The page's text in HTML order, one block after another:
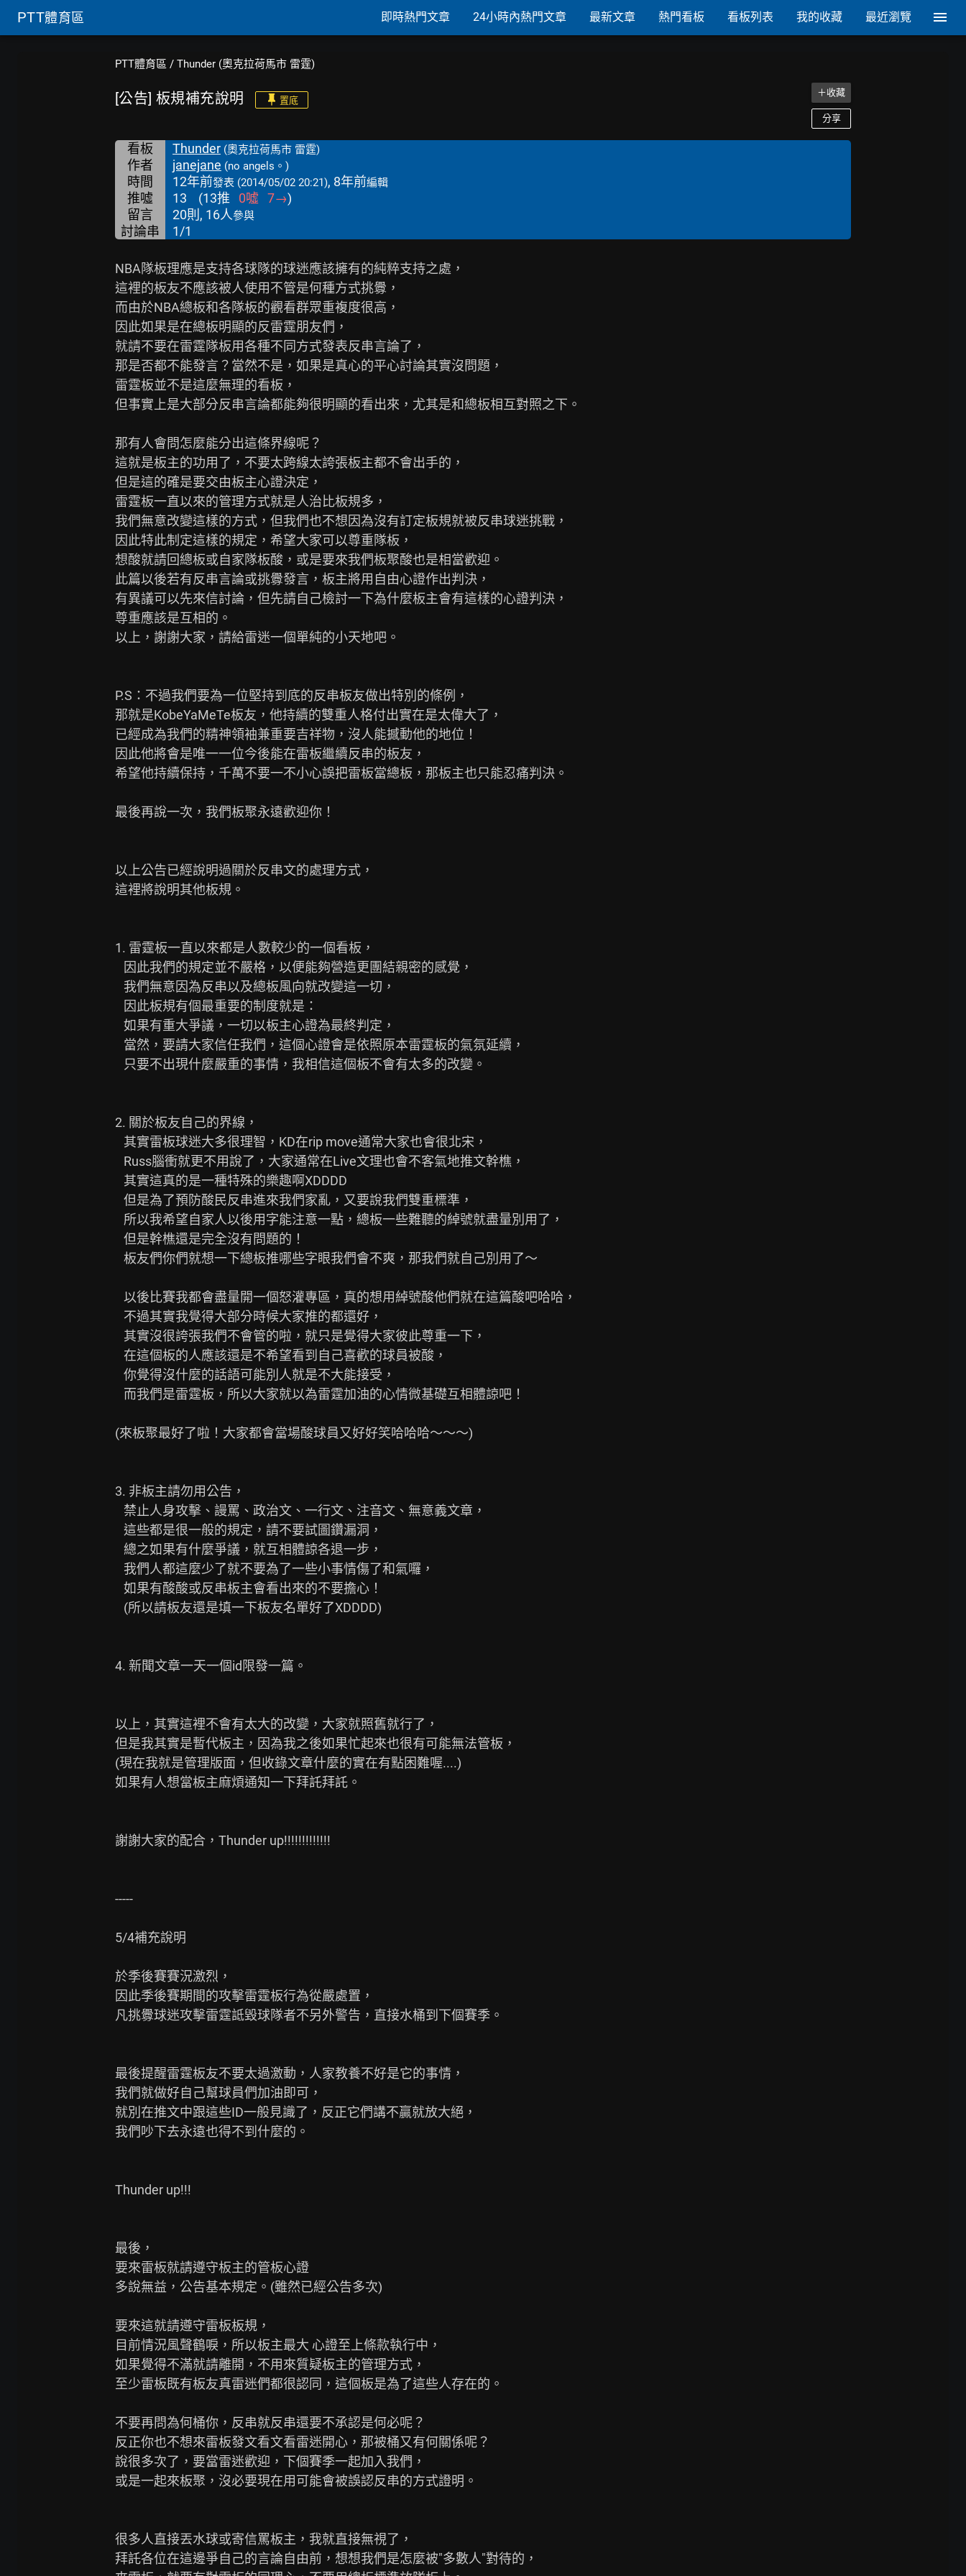
PTT體育區 即時熱門文章 24小時內熱門文章 最新文章 熱門看板 看板列表 我的收藏 最近瀏覽
PTT體育區 / Thunder (奧克拉荷馬市 雷霆)
[公告] 板規補充說明 置底
＋收藏
分享
看板 Thunder (奧克拉荷馬市 雷霆)
作者 janejane (no angels。)
時間 12年前發表 (2014/05/02 20:21), 8年前編輯
推噓 13 (13推 0噓 7→)
留言
20則, 16人參與
討論串 1/1
NBA隊板理應是支持各球隊的球迷應該擁有的純粹支持之處，
這裡的板友不應該被人使用不管是何種方式挑釁，
而由於NBA總板和各隊板的觀看群眾重複度很高，
因此如果是在總板明顯的反雷霆朋友們，
就請不要在雷霆隊板用各種不同方式發表反串言論了，
那是否都不能發言？當然不是，如果是真心的平心討論其實沒問題，
雷霆板並不是這麼無理的看板，
但事實上是大部分反串言論都能夠很明顯的看出來，尤其是和總板相互對照之下。
那有人會問怎麼能分出這條界線呢？
這就是板主的功用了，不要太跨線太誇張板主都不會出手的，
但是這的確是要交由板主心證決定，
雷霆板一直以來的管理方式就是人治比板規多，
我們無意改變這樣的方式，但我們也不想因為沒有訂定板規就被反串球迷挑戰，
因此特此制定這樣的規定，希望大家可以尊重隊板，
想酸就請回總板或自家隊板酸，或是要來我們板聚酸也是相當歡迎。
此篇以後若有反串言論或挑釁發言，板主將用自由心證作出判決，
有異議可以先來信討論，但先請自己檢討一下為什麼板主會有這樣的心證判決，
尊重應該是互相的。
以上，謝謝大家，請給雷迷一個單純的小天地吧。
P.S：不過我們要為一位堅持到底的反串板友做出特別的條例，
那就是KobeYaMeTe板友，他持續的雙重人格付出實在是太偉大了，
已經成為我們的精神領袖兼重要吉祥物，沒人能撼動他的地位！
因此他將會是唯一一位今後能在雷板繼續反串的板友，
希望他持續保持，千萬不要一不小心誤把雷板當總板，那板主也只能忍痛判決。
最後再說一次，我們板聚永遠歡迎你！
以上公告已經說明過關於反串文的處理方式，
這裡將說明其他板規。
1. 雷霆板一直以來都是人數較少的一個看板，
2. 關於板友自己的界線，
(來板聚最好了啦！大家都會當場酸球員又好好笑哈哈哈～～～)
3. 非板主請勿用公告，
4. 新聞文章一天一個id限發一篇。
以上，其實這裡不會有太大的改變，大家就照舊就行了，
但是我其實是暫代板主，因為我之後如果忙起來也很有可能無法管板，
(現在我就是管理版面，但收錄文章什麼的實在有點困難喔....)
如果有人想當板主麻煩通知一下拜託拜託。
謝謝大家的配合，Thunder up!!!!!!!!!!!!!
-----
5/4補充說明
於季後賽賽況激烈，
因此季後賽期間的攻擊雷霆板行為從嚴處置，
凡挑釁球迷攻擊雷霆詆毀球隊者不另外警告，直接水桶到下個賽季。
最後提醒雷霆板友不要太過激動，人家教養不好是它的事情，
我們就做好自己幫球員們加油即可，
就別在推文中跟這些ID一般見識了，反正它們講不贏就放大絕，
我們吵下去永遠也得不到什麼的。
Thunder up!!!
最後，
要來雷板就請遵守板主的管板心證
多說無益，公告基本規定。(雖然已經公告多次)
要來這就請遵守雷板板規，
目前情況風聲鶴唳，所以板主最大 心證至上條款執行中，
如果覺得不滿就請離開，不用來質疑板主的管理方式，
至少雷板既有板友真雷迷們都很認同，這個板是為了這些人存在的。
不要再問為何桶你，反串就反串還要不承認是何必呢？
反正你也不想來雷板發文看文看雷迷開心，那被桶又有何關係呢？
說很多次了，要當雷迷歡迎，下個賽季一起加入我們，
或是一起來板聚，沒必要現在用可能會被誤認反串的方式證明。
很多人直接丟水球或寄信罵板主，我就直接無視了，
拜託各位在這邊爭自己的言論自由前，想想我們是怎麼被"多數人"對待的，